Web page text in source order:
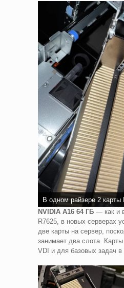
В одном райзере 2 карты
NVIDIA A16 64 ГБ — как и
R7625, в новых серверах
две карты на сервер,
занимает два слота.
VDI и для базовых задач